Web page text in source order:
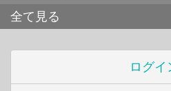
全て見る
ログイ